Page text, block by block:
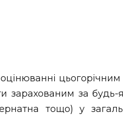
зарахованим за
тощо) у